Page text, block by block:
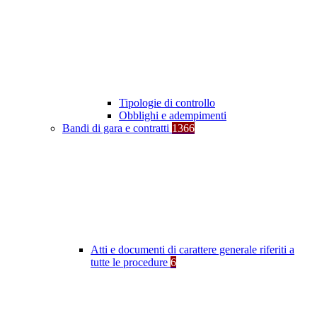
Tipologie di controllo
Obblighi e adempimenti
Bandi di gara e contratti 1366
Atti e documenti di carattere generale riferiti a
tutte le procedure 6